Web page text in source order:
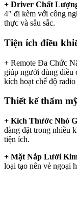
+ Driver Chất
4" đi kèm với công
thực và sâu sắc.
Tiện ích điều
+ Remote Đa Chức
giúp người dùng điều
kích hoạt chế độ
Thiết kế thẩm
+ Kích Thước Nhỏ
dàng đặt trong nhiều
tiện ích.
+ Mặt Nắp Lưới
loại tạo nên vẻ ngoại